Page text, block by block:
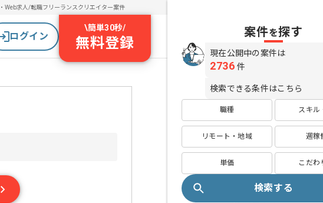
Web求人/転職フリーランスクリエイター案件
ログイン
\簡単30秒/
無料登録
案件を探す
現在公開中の案件は
2736 件
検索できる条件はこちら
職種 スキル
リモート・地域 週稼
単価 こだわ
検索する